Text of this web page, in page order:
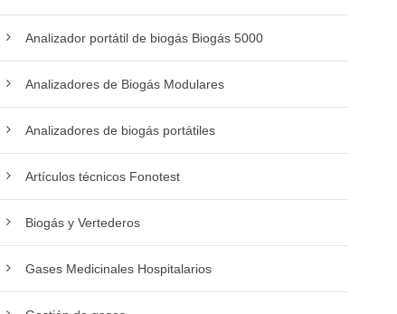
Analizador portátil de biogás Biogás 5000
Analizadores de Biogás Modulares
Analizadores de biogás portátiles
Artículos técnicos Fonotest
Biogás y Vertederos
Gases Medicinales Hospitalarios